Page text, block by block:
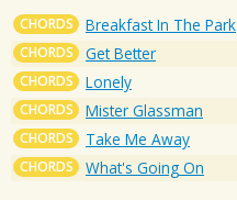
CHORDS Breakfast In The Park
CHORDS Get Better
CHORDS Lonely
CHORDS Mister Glassman
CHORDS Take Me Away
CHORDS What's Going On